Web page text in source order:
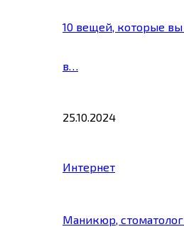
10 вещей, которые
в…
25.10.2024
Интернет
Маникюр,